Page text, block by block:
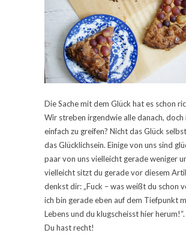
Die Sache mit dem Glück hat es schon
Wir streben irgendwie alle danach, doch
einfach zu greifen? Nicht das Glück
das Glücklichsein. Einige von uns sind
paar von uns vielleicht gerade weniger
vielleicht sitzt du gerade vor diesem
denkst dir: „Fuck – was weißt du schon
ich bin gerade eben auf dem Tiefpunkt
Lebens und du klugscheisst hier
Du hast recht!